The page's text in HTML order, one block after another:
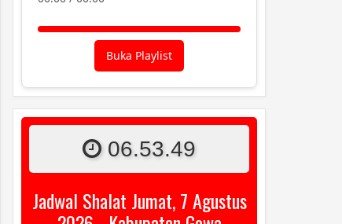
Buka Playlist
06.53.50
Jadwal Shalat Jumat, 7 Agustus